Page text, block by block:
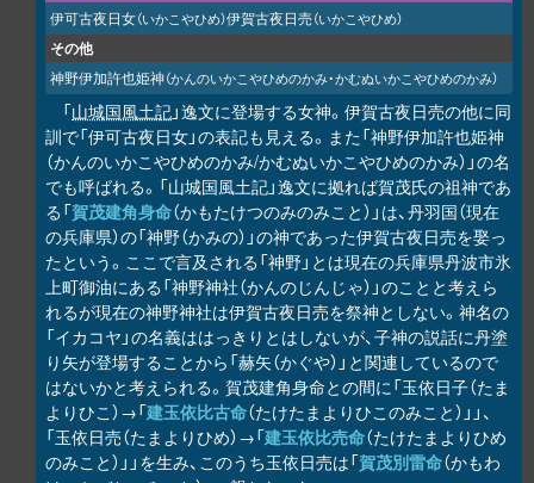
伊可古夜日女（いかこやひめ）伊賀古夜日売（いかこやひめ）
その他
神野伊加許也姫神（かんのいかこやひめのかみ・かむぬいかこやひめのかみ）
「山城国風土記」逸文に登場する女神。伊賀古夜日売の他に同
訓で「伊可古夜日女」の表記も見える。また「神野伊加許也姫神
（かんのいかこやひめのかみ/かむぬいかこやひめのかみ）」の名
でも呼ばれる。「山城国風土記」逸文に拠れば賀茂氏の祖神であ
る「賀茂建角身命（かもたけつのみのみこと）」は、丹羽国（現在
の兵庫県）の「神野（かみの）」の神であった伊賀古夜日売を娶っ
たという。ここで言及される「神野」とは現在の兵庫県丹波市氷
上町御油にある「神野神社（かんのじんじゃ）」のことと考えら
れるが現在の神野神社は伊賀古夜日売を祭神としない。神名の
「イカコヤ」の名義ははっきりとはしないが、子神の説話に丹塗
り矢が登場することから「赫矢（かぐや）」と関連しているので
はないかと考えられる。賀茂建角身命との間に「玉依日子（たま
よりひこ）→「建玉依比古命（たけたまよりひこのみこと）」」、
「玉依日売（たまよりひめ）→「建玉依比売命（たけたまよりひめ
のみこと）」」を生み、このうち玉依日売は「賀茂別雷命（かもわ